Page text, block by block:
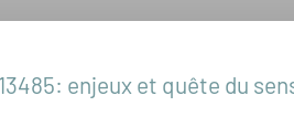
enjeux et quête du